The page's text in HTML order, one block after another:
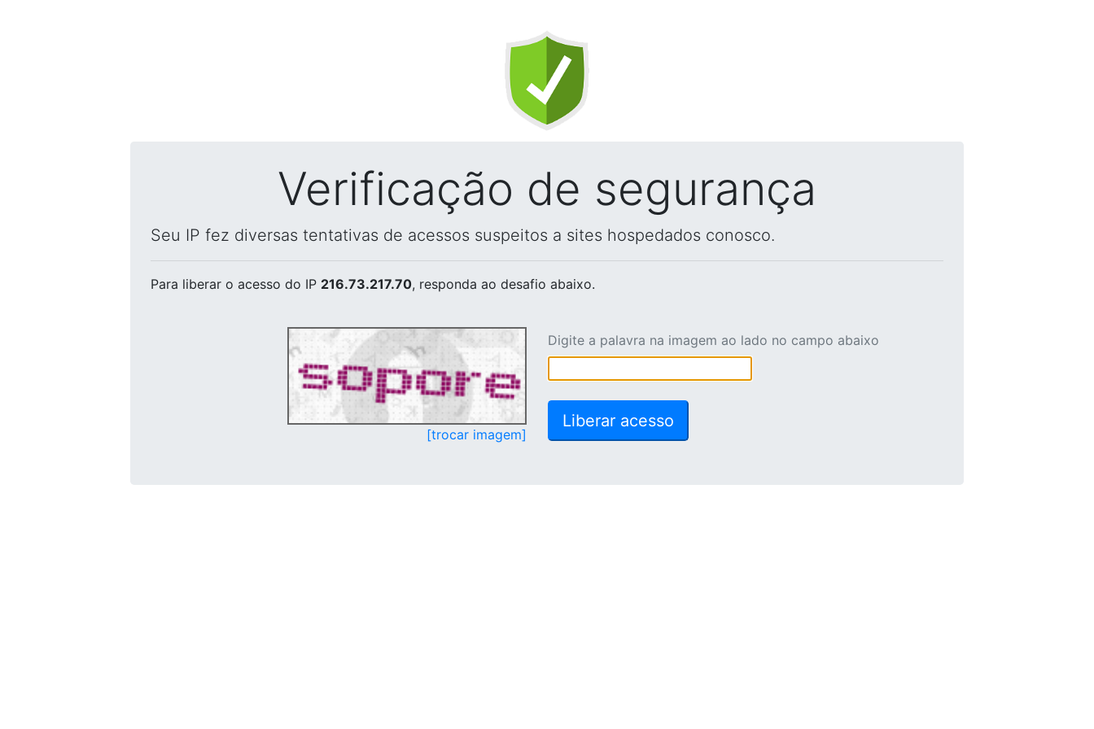
Verificação de segurança
Seu IP fez diversas tentativas de acessos suspeitos a sites hospedados conosco.
Para liberar o acesso do IP 216.73.217.70, responda ao desafio abaixo.
[trocar imagem]
Digite a palavra na imagem ao lado no campo abaixo